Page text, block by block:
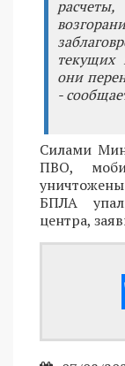
текущих
они
-
Силами
ПВО,
БПЛА
центра,